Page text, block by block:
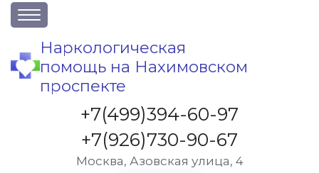
О клинике
Акции
Вакансии
Лицензии
Контакты
Наркологическая
помощь на Нахимовском
проспекте
+7(499)394-60-97
+7(926)730-90-67
Москва, Азовская улица, 4